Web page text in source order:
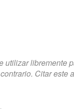
libremente
Citar este